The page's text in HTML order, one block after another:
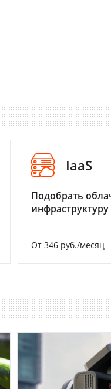
IaaS
Подобрать
инфраструктуру
От 346 руб./месяц